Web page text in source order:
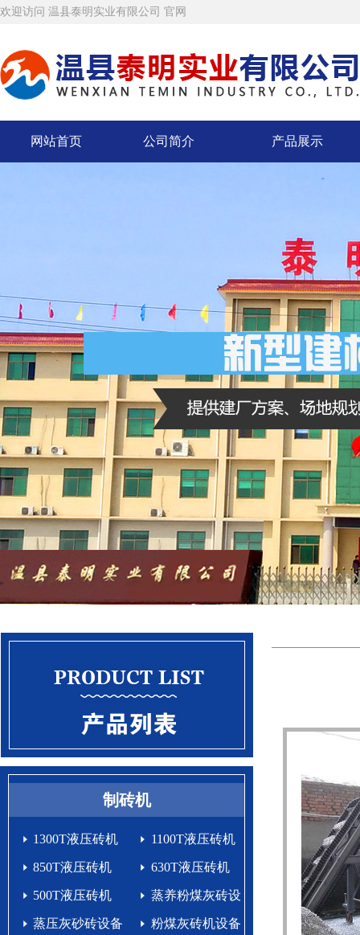
欢迎访问 温县泰明实业有限公司 官网
网站首页 公司简介 产品展示
制砖机
1300T液压砖机 1100T液压砖机
850T液压砖机 630T液压砖机
500T液压砖机 蒸养粉煤灰砖设
蒸压灰砂砖设备 粉煤灰砖机设备